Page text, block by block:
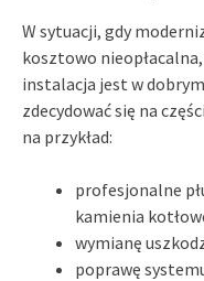
W sytuacji, gdy
kosztowo
instalacja jest w
zdecydować się na
na przykład:
profesjonalne
kamienia
wymianę
poprawę